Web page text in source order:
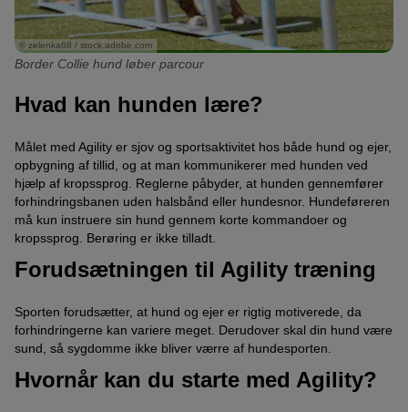
© zelenka68 / stock.adobe.com
Border Collie hund løber parcour
Hvad kan hunden lære?
Målet med Agility er sjov og sportsaktivitet hos både hund og ejer,
opbygning af tillid, og at man kommunikerer med hunden ved
hjælp af kropssprog. Reglerne påbyder, at hunden gennemfører
forhindringsbanen uden halsbånd eller hundesnor. Hundeføreren
må kun instruere sin hund gennem korte kommandoer og
kropssprog. Berøring er ikke tilladt.
Forudsætningen til Agility træning
Sporten forudsætter, at hund og ejer er rigtig motiverede, da
forhindringerne kan variere meget. Derudover skal din hund være
sund, så sygdomme ikke bliver værre af hundesporten.
Hvornår kan du starte med Agility?